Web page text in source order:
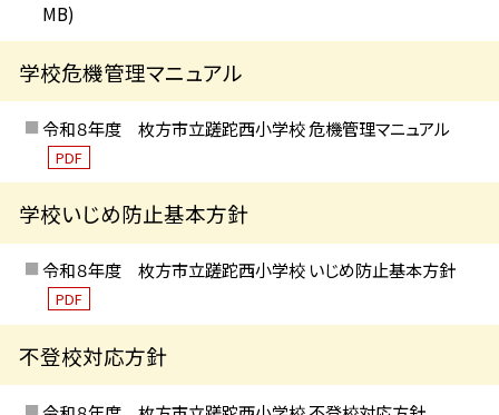
MB)
学校危機管理マニュアル
令和８年度 枚方市立蹉跎西小学校 危機管理マニュアル
PDF
学校いじめ防止基本方針
令和８年度 枚方市立蹉跎西小学校 いじめ防止基本方針
PDF
不登校対応方針